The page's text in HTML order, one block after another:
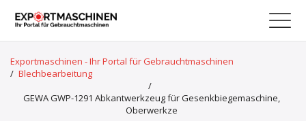
Exportmaschinen - Ihr Portal für Gebrauchtmaschinen
/ Blechbearbeitung
/
GEWA GWP-1291 Abkantwerkzeug für Gesenkbiegemaschine,
Oberwerkze